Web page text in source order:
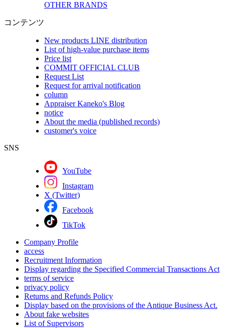
OTHER BRANDS
コンテンツ
New products LINE distribution
List of high-value purchase items
Price list
COMMIT OFFICIAL CLUB
Request List
Request for arrival notification
column
Appraiser Kaneko's Blog
notice
About the media (published records)
customer's voice
SNS
YouTube
Instagram
X (Twitter)
Facebook
TikTok
Company Profile
access
Recruitment Information
Display regarding the Specified Commercial Transactions Act
terms of service
privacy policy
Returns and Refunds Policy
Display based on the provisions of the Antique Business Act.
About fake websites
List of Supervisors